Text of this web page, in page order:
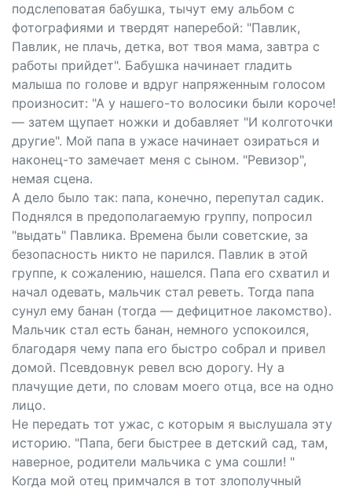
подслеповатая бабушка, тычут ему альбом с
фотографиями и твердят наперебой: "Павлик,
Павлик, не плачь, детка, вот твоя мама, завтра с
работы прийдет". Бабушка начинает гладить
малыша по голове и вдруг напряженным голосом
произносит: "А у нашего-то волосики были короче!
— затем щупает ножки и добавляет "И колготочки
другие". Мой папа в ужасе начинает озираться и
наконец-то замечает меня с сыном. "Ревизор",
немая сцена.
А дело было так: папа, конечно, перепутал садик.
Поднялся в предополагаемую группу, попросил
"выдать" Павлика. Времена были советские, за
безопасность никто не парился. Павлик в этой
группе, к сожалению, нашелся. Папа его схватил и
начал одевать, мальчик стал реветь. Тогда папа
сунул ему банан (тогда — дефицитное лакомство).
Мальчик стал есть банан, немного успокоился,
благодаря чему папа его быстро собрал и привел
домой. Псевдовнук ревел всю дорогу. Ну а
плачущие дети, по словам моего отца, все на одно
лицо.
Не передать тот ужас, с которым я выслушала эту
историю. "Папа, беги быстрее в детский сад, там,
наверное, родители мальчика с ума сошли! "
Когда мой отец примчался в тот злополучный